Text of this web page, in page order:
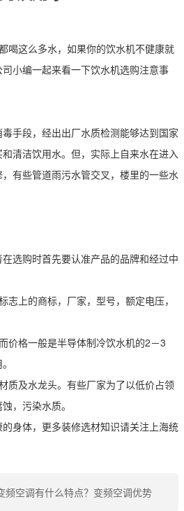
喝这么多水，如果你的饮水机不健康就
小编一起来看一下饮水机选购注意事
手段，经出出厂水质检测能够达到国家
清洁饮用水。但，实际上自来水在进入
有些管道雨污水管交叉，楼里的一些水
选购时首先要认准产品的品牌和经过中
上的商标，厂家，型号，额定电压，
价格一般是半导体制冷饮水机的2－3
质及水龙头。有些厂家为了以低价占领
，污染水质。
身体，更多装修选材知识请关注上海统
频空调有什么特点？变频空调优势